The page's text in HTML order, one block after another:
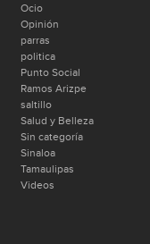
Ocio
Opinión
parras
politica
Punto Social
Ramos Arizpe
saltillo
Salud y Belleza
Sin categoría
Sinaloa
Tamaulipas
Videos